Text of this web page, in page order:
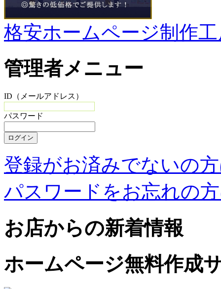
格安ホームページ制作
管理者メニュー
ID（メールアドレス）
パスワード
登録がお済みでないの
パスワードをお忘れの
お店からの新着情報
ホームページ無料作成